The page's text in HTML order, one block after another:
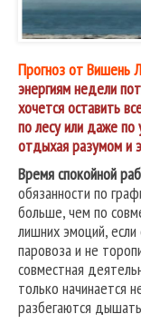
Прогноз от Вишень
энергиям недели
хочется оставить
по лесу или даже
отдыхая разумом и
Время спокойной
обязанности по
больше, чем по
лишних эмоций,
паровоза и не
совместная
только начинается
разбегаются